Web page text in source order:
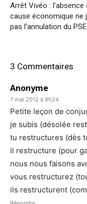
Arrêt Vivéo : l’absence
cause économique ne
pas l’annulation du PSE
3 Commentaires
Anonyme
7 mai 2012 à 9h24
Petite leçon de
je subis (désolée
tu restructures (dès
il restructure (pour
nous nous faisons
vous restructurez
ils restructurent